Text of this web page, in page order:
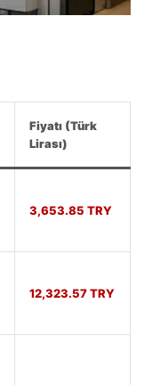
Fiyatı (Türk
Lirası)
3,653.85 TRY
12,323.57 TRY